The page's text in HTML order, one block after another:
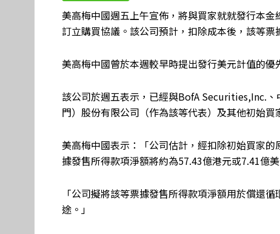
美高梅中國週五上午宣佈，將與買家就就發行本
訂立購買協議。該公司預計，扣除成本後，該等票
美高梅中國曾於本週較早時提出發行美元計值的優
該公司於週五表示，已經與BofA Securities,Inc.
門）股份有限公司（作為該等代表）及其他初始買
美高梅中國表示：「公司估計，經扣除初始買家
據發售所得款項淨額將約為57.43億港元或7.41億美
「公司擬將該等票據發售所得款項淨額用於償還
途。」